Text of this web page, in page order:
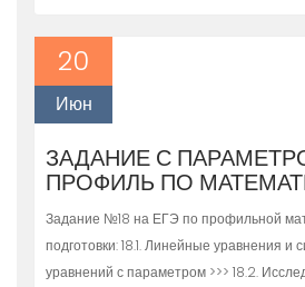
20
Июн
ЗАДАНИЕ С
ПРОФИЛЬ ПО
Задание №18 на ЕГЭ по профильной
подготовки: 18.1. Линейные уравнения
уравнений с параметром >>> 18.2.